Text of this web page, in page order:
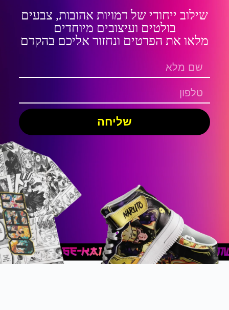
שילוב ייחודי של דמויות אהובות, צבעים
בולטים ועיצובים מיוחדים
מלאו את הפרטים ונחזור אליכם בהקדם
שליחה